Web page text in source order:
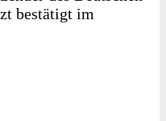
bestätigt im